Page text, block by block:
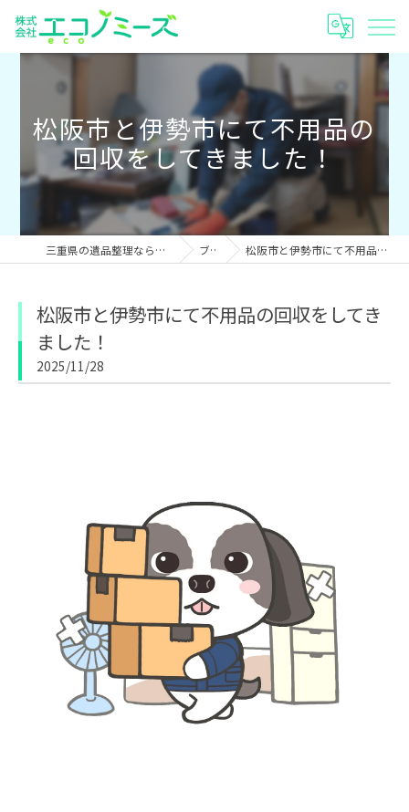
松阪市と伊勢市にて不用品の
回収をしてきました！
三重県の遺品整理なら株式会社エコノミーズ ブログ 松阪市と伊勢市にて不用品の回収をしてきました！
松阪市と伊勢市にて不用品の回収をしてき
ました！
2025/11/28